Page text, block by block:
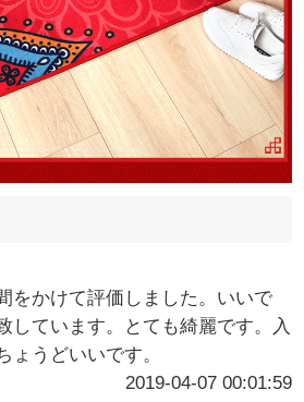
をかけて評価しました。いいで
しています。とても綺麗です。入
ょうどいいです。
2019-04-07 00:01:59